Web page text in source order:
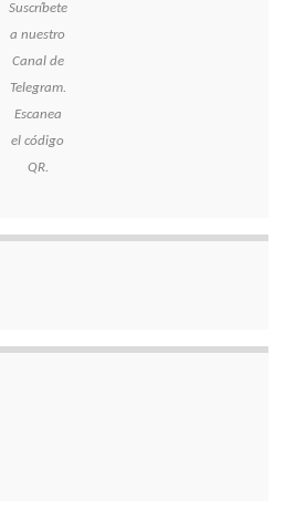
Suscríbete
a nuestro
Canal de
Telegram.
Escanea
el código
QR.